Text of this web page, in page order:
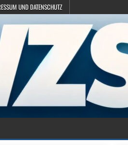
UND DATENSCHUTZ